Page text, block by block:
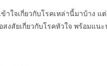
ใจเกี่ยวกับโรคเหล่านี้มาบ้าง แ
งสัยเกี่ยวกับโรคหัวใจ พร้อมแ